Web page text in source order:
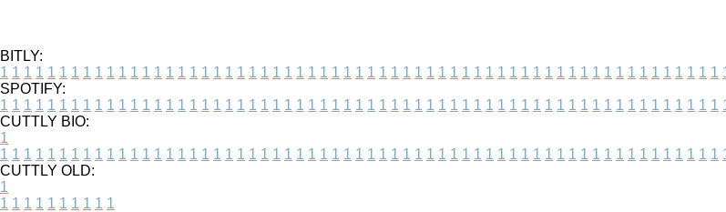
BITLY:
1 1 1 1 1 1 1 1 1 1 1 1 1 1 1 1 1 1 1 1 1 1 1 1 1 1 1 1 1 1 1 1 1 1 1 1 1 1 1 1 1 1 1 1 1 1 1 1 1 1 1 1 1 1 1 1 1 1 1 1 1
SPOTIFY:
1 1 1 1 1 1 1 1 1 1 1 1 1 1 1 1 1 1 1 1 1 1 1 1 1 1 1 1 1 1 1 1 1 1 1 1 1 1 1 1 1 1 1 1 1 1 1 1 1 1 1 1 1 1 1 1 1 1 1 1 1
CUTTLY BIO:
1
1 1 1 1 1 1 1 1 1 1 1 1 1 1 1 1 1 1 1 1 1 1 1 1 1 1 1 1 1 1 1 1 1 1 1 1 1 1 1 1 1 1 1 1 1 1 1 1 1 1 1 1 1 1 1 1 1 1 1 1 1
CUTTLY OLD:
1
1 1 1 1 1 1 1 1 1 1